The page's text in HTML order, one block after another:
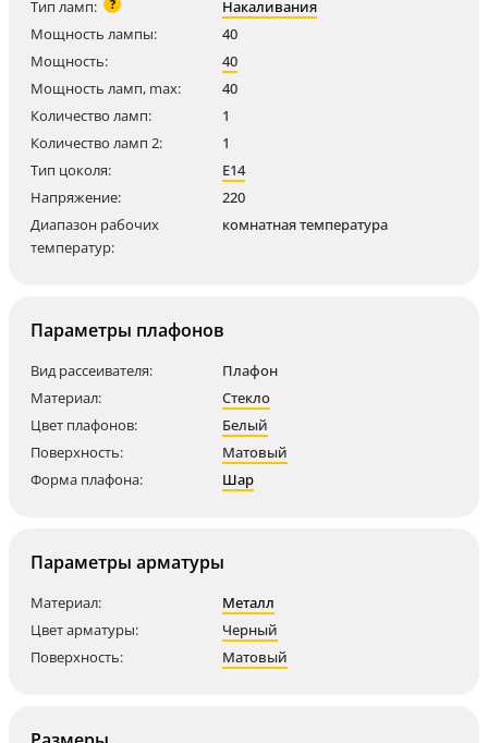
Тип ламп: ?
Накаливания
Мощность лампы:
40
Мощность:
40
Мощность ламп, max:
40
Количество ламп:
1
Количество ламп 2:
1
Тип цоколя:
E14
Напряжение:
220
Диапазон рабочих
температур:
комнатная температура
Параметры плафонов
Вид рассеивателя:
Плафон
Материал:
Стекло
Цвет плафонов:
Белый
Поверхность:
Матовый
Форма плафона:
Шар
Параметры арматуры
Материал:
Металл
Цвет арматуры:
Черный
Поверхность:
Матовый